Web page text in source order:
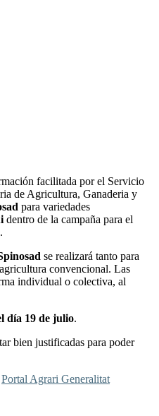
facilitada por el Servicio
de Agricultura, Ganaderia y
para variedades
dentro de la campaña para el
se realizará tanto para
convencional. Las
individual o colectiva, al
día 19 de julio.
bien justificadas para poder
Portal Agrari Generalitat